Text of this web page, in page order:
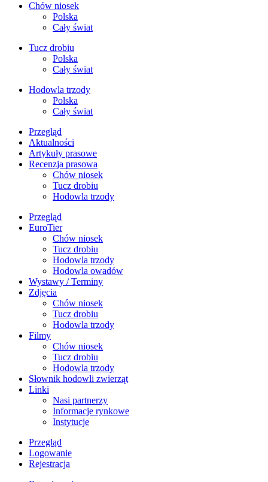
Chów niosek
Polska
Cały świat
Tucz drobiu
Polska
Cały świat
Hodowla trzody
Polska
Cały świat
Przegląd
Aktualności
Artykuły prasowe
Recenzja prasowa
Chów niosek
Tucz drobiu
Hodowla trzody
Przegląd
EuroTier
Chów niosek
Tucz drobiu
Hodowla trzody
Hodowla owadów
Wystawy / Terminy
Zdjęcia
Chów niosek
Tucz drobiu
Hodowla trzody
Filmy
Chów niosek
Tucz drobiu
Hodowla trzody
Słownik hodowli zwierząt
Linki
Nasi partnerzy
Informacje rynkowe
Instytucje
Przegląd
Logowanie
Rejestracja